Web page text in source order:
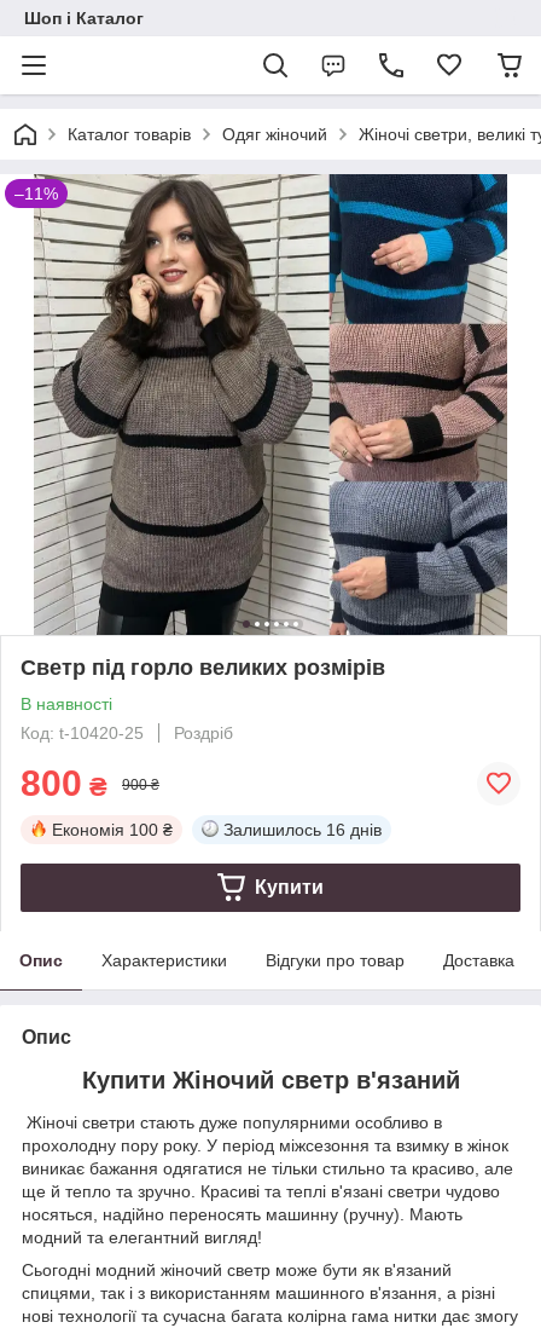
Шоп і Каталог
Каталог товарів Одяг жіночий Жіночі светри, великі
–11%
Светр під горло великих розмірів
В наявності
Код: t-10420-25
Роздріб
800 ₴ 900 ₴
Економія 100 ₴ Залишилось 16 днів
Купити
Опис Характеристики Відгуки про товар Доставка
Опис
Купити Жіночий светр в'язаний
Жіночі светри стають дуже популярними особливо в
прохолодну пору року. У період міжсезоння та взимку в жінок
виникає бажання одягатися не тільки стильно та красиво, але
ще й тепло та зручно. Красиві та теплі в'язані светри чудово
носяться, надійно переносять машинну (ручну). Мають
модний та елегантний вигляд!
Сьогодні модний жіночий светр може бути як в'язаний
спицями, так і з використанням машинного в'язання, а різні
нові технології та сучасна багата колірна гама нитки дає змогу